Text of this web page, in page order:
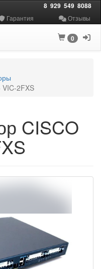
8 929 549 8088
Гарантия Отзывы
0
2FXS
CISCO